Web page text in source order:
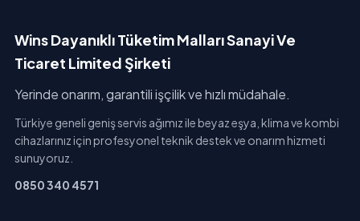
Wins Dayanıklı Tüketim Malları Sanayi Ve
Ticaret Limited Şirketi
Yerinde onarım, garantili işçilik ve hızlı müdahale.
Türkiye geneli geniş servis ağımız ile beyaz eşya, klima ve kombi
cihazlarınız için profesyonel teknik destek ve onarım hizmeti
sunuyoruz.
0850 340 4571